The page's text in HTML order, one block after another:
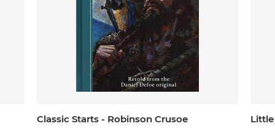
Classic Starts - Robinson Crusoe